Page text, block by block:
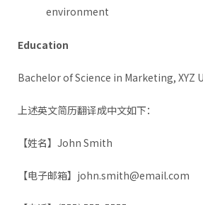
environment
Education
Bachelor of Science in Marketing, XYZ
上述英文简历翻译成中文如下：
【姓名】John Smith
【电子邮箱】john.smith@email.com